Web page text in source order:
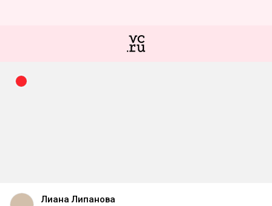
Лиана Липанова